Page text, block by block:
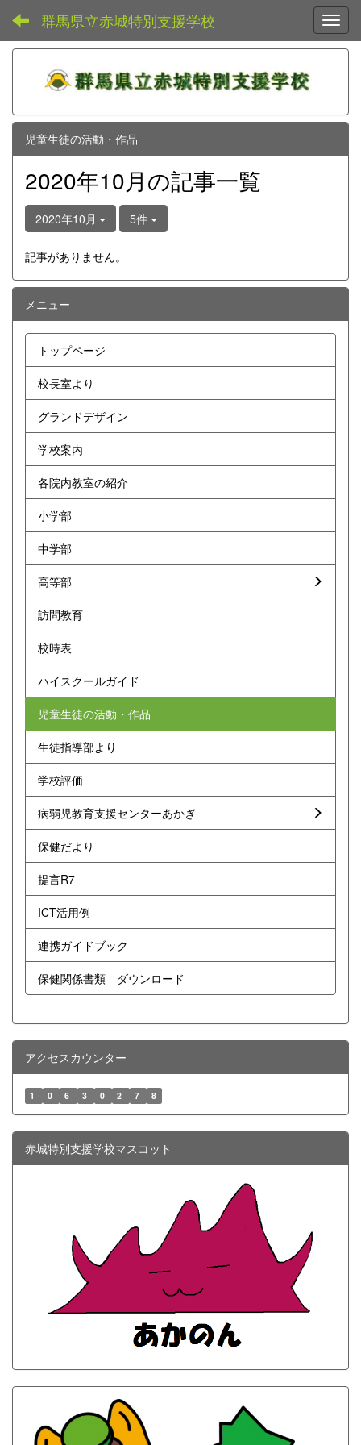
群馬県立赤城特別支援学校
児童生徒の活動・作品
2020年10月の記事一覧
2020年10月 5件
記事がありません。
メニュー
トップページ
校長室より
グランドデザイン
学校案内
各院内教室の紹介
小学部
中学部
高等部
訪問教育
校時表
ハイスクールガイド
児童生徒の活動・作品
生徒指導部より
学校評価
病弱児教育支援センターあかぎ
保健だより
提言R7
ICT活用例
連携ガイドブック
保健関係書類 ダウンロード
アクセスカウンター
1 0 6 3 0 2 7 8
赤城特別支援学校マスコット